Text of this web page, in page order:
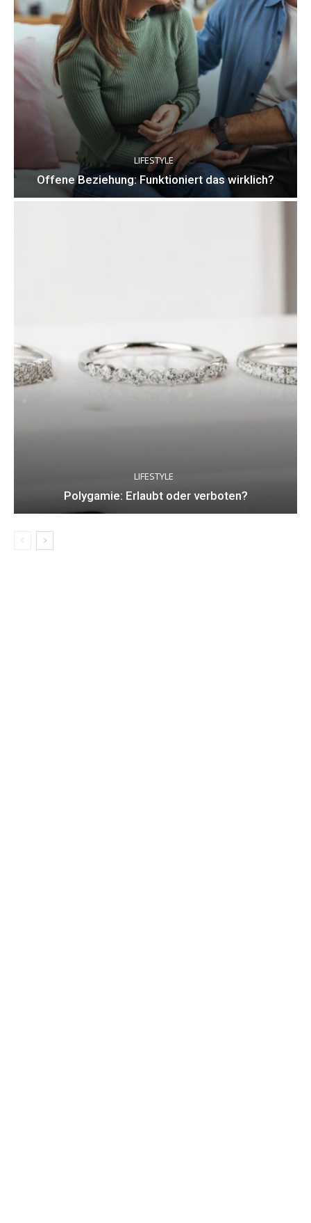
LIFESTYLE
Offene Beziehung: Funktioniert das wirklich?
LIFESTYLE
Polygamie: Erlaubt oder verboten?